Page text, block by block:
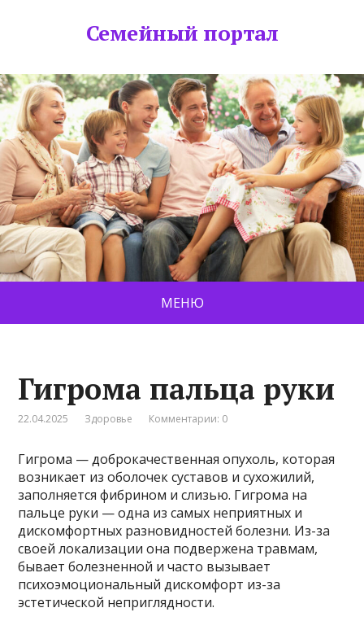
Семейный портал
МЕНЮ
Гигрома пальца руки
22.04.2025 Здоровье Комментарии: 0
Гигрома — доброкачественная опухоль, которая
возникает из оболочек суставов и сухожилий,
заполняется фибрином и слизью. Гигрома на
пальце руки — одна из самых неприятных и
дискомфортных разновидностей болезни. Из-за
своей локализации она подвержена травмам,
бывает болезненной и часто вызывает
психоэмоциональный дискомфорт из-за
эстетической неприглядности.